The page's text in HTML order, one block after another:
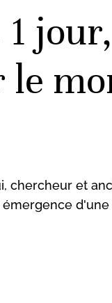
chercheur et